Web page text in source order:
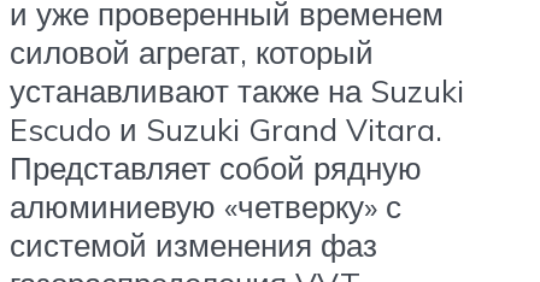
и уже проверенный временем
силовой агрегат, который
устанавливают также на Suzuki
Escudo и Suzuki Grand Vitara.
Представляет собой рядную
алюминиевую «четверку» с
системой изменения фаз